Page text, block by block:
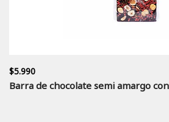
$5.990
Barra de chocolate semi amargo